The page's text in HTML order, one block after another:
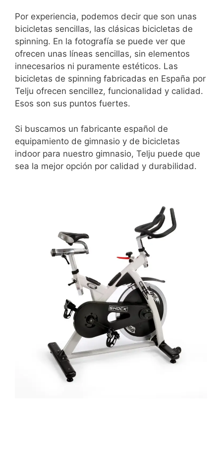
Por experiencia, podemos decir que son unas
bicicletas sencillas, las clásicas bicicletas de
spinning. En la fotografía se puede ver que
ofrecen unas líneas sencillas, sin elementos
innecesarios ni puramente estéticos. Las
bicicletas de spinning fabricadas en España por
Telju ofrecen sencillez, funcionalidad y calidad.
Esos son sus puntos fuertes.
Si buscamos un fabricante español de
equipamiento de gimnasio y de bicicletas
indoor para nuestro gimnasio, Telju puede que
sea la mejor opción por calidad y durabilidad.